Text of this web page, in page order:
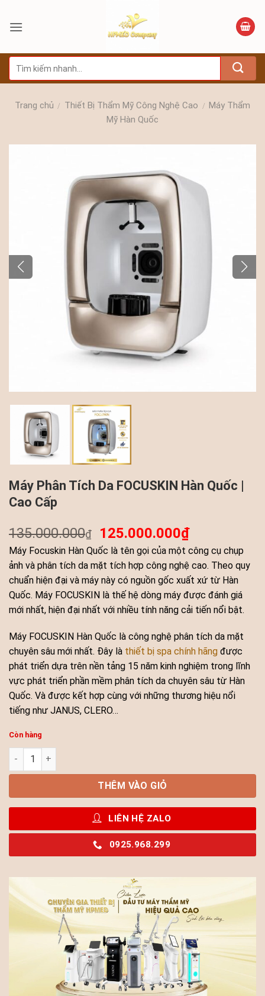
qua
dung
kiếm:
Trang chủ / Thiết Bị Thẩm Mỹ Công Nghệ Cao / Máy Thẩm
Mỹ Hàn Quốc
Máy Phân Tích Da FOCUSKIN Hàn Quốc |
Cao Cấp
135.000.000₫ 125.000.000₫
Máy Focuskin Hàn Quốc là tên gọi của một công cụ chụp
ảnh và phân tích da mặt tích hợp công nghệ cao. Theo quy
chuẩn hiện đại và máy này có nguồn gốc xuất xứ từ Hàn
Quốc. Máy FOCUSKIN là thế hệ dòng máy được đánh giá
mới nhất, hiện đại nhất với nhiều tính năng cải tiến nổi bật.
Máy FOCUSKIN Hàn Quốc là công nghệ phân tích da mặt
chuyên sâu mới nhất. Đây là thiết bị spa chính hãng được
phát triển dựa trên nền tảng 15 năm kinh nghiệm trong lĩnh
vực phát triển phần mềm phân tích da chuyên sâu từ Hàn
Quốc. Và được kết hợp cùng với những thương hiệu nổi
tiếng như JANUS, CLERO…
Còn hàng
Máy Phân Tích Da FOCUSKIN Hàn Quốc | Cao Cấp số lượng
THÊM VÀO GIỎ
LIÊN HỆ ZALO
0925.968.299